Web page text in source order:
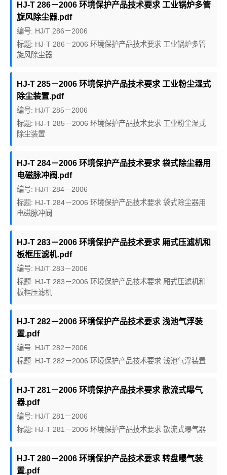
HJ-T 286－2006 环境保护产品技术要求 工业锅炉多管
旋风除尘器.pdf
编号: HJ/T 286－2006
标题: HJ-T 286－2006 环境保护产品技术要求 工业锅炉多管
旋风除尘器
HJ-T 285－2006 环境保护产品技术要求 工业粉尘湿式
除尘装置.pdf
编号: HJ/T 285－2006
标题: HJ-T 285－2006 环境保护产品技术要求 工业粉尘湿式
除尘装置
HJ-T 284－2006 环境保护产品技术要求 袋式除尘器用
电磁脉冲阀.pdf
编号: HJ/T 284－2006
标题: HJ-T 284－2006 环境保护产品技术要求 袋式除尘器用
电磁脉冲阀
HJ-T 283－2006 环境保护产品技术要求 厢式压滤机和
板框压滤机.pdf
编号: HJ/T 283－2006
标题: HJ-T 283－2006 环境保护产品技术要求 厢式压滤机和
板框压滤机
HJ-T 282－2006 环境保护产品技术要求 浅池气浮装
置.pdf
编号: HJ/T 282－2006
标题: HJ-T 282－2006 环境保护产品技术要求 浅池气浮装置
HJ-T 281－2006 环境保护产品技术要求 散流式曝气
器.pdf
编号: HJ/T 281－2006
标题: HJ-T 281－2006 环境保护产品技术要求 散流式曝气器
HJ-T 280－2006 环境保护产品技术要求 转盘曝气装
置.pdf